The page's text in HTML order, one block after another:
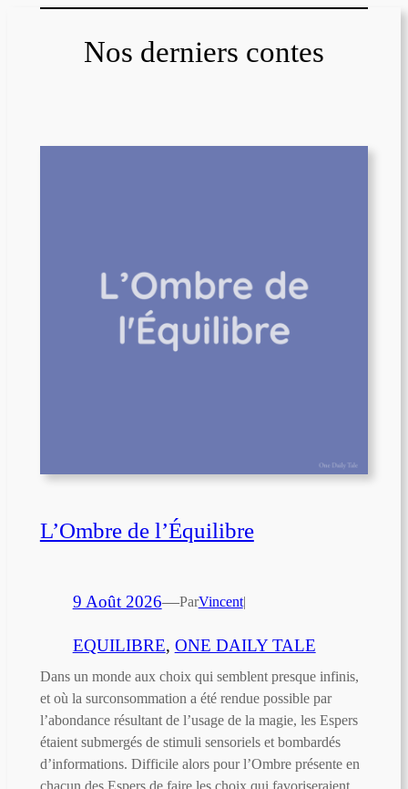
Nos derniers contes
L’Ombre de l’Équilibre
9 Août 2026—ParVincent|
EQUILIBRE, ONE DAILY TALE
Dans un monde aux choix qui semblent presque infinis,
et où la surconsommation a été rendue possible par
l’abondance résultant de l’usage de la magie, les Espers
étaient submergés de stimuli sensoriels et bombardés
d’informations. Difficile alors pour l’Ombre présente en